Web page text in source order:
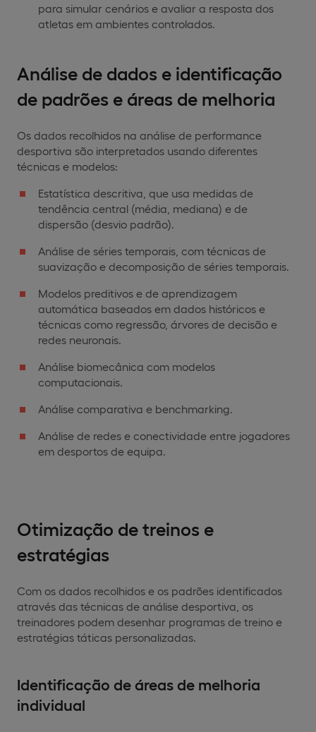
para simular cenários e avaliar a resposta dos
atletas em ambientes controlados.
Análise de dados e identificação
de padrões e áreas de melhoria
Os dados recolhidos na análise de performance
desportiva são interpretados usando diferentes
técnicas e modelos:
Estatística descritiva, que usa medidas de
tendência central (média, mediana) e de
dispersão (desvio padrão).
Análise de séries temporais, com técnicas de
suavização e decomposição de séries temporais.
Modelos preditivos e de aprendizagem
automática baseados em dados históricos e
técnicas como regressão, árvores de decisão e
redes neuronais.
Análise biomecânica com modelos
computacionais.
Análise comparativa e benchmarking.
Análise de redes e conectividade entre jogadores
em desportos de equipa.
Otimização de treinos e
estratégias
Com os dados recolhidos e os padrões identificados
através das técnicas de análise desportiva, os
treinadores podem desenhar programas de treino e
estratégias táticas personalizadas.
Identificação de áreas de melhoria
individual